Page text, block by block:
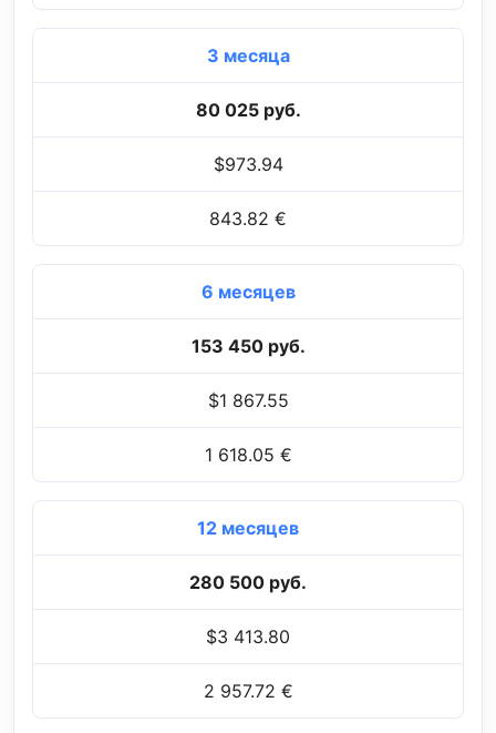
3 месяца
80 025 руб.
$973.94
843.82 €
6 месяцев
153 450 руб.
$1 867.55
1 618.05 €
12 месяцев
280 500 руб.
$3 413.80
2 957.72 €